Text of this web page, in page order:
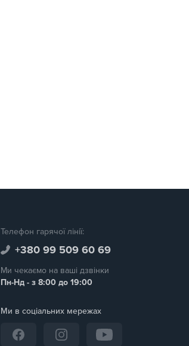
Телефон гарячої лінії:
+380 99 509 60 69
Ми чекаємо на ваші дзвінки
Пн-Нд - з 8:00 до 19:00
Ми в соціальних мережах